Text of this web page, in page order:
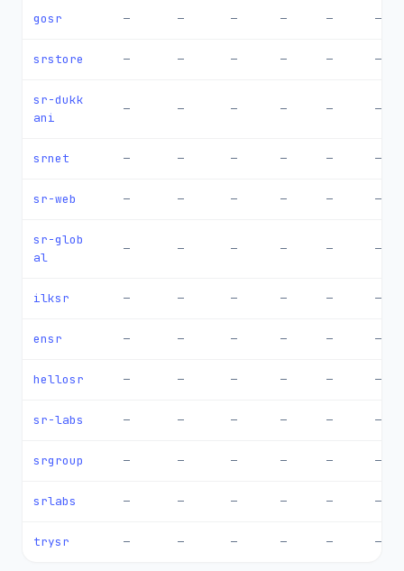
gosr — — — — — —
srstore — — — — — —
sr-dukk
ani
— — — — — —
srnet — — — — — —
sr-web — — — — — —
sr-glob
al
— — — — — —
ilksr — — — — — —
ensr — — — — — —
hellosr — — — — — —
sr-labs — — — — — —
srgroup — — — — — —
srlabs — — — — — —
trysr — — — — — —